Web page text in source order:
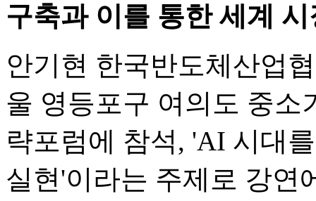
구축과 이를 통한 세계
안기현 한국반도체산업
울 영등포구 여의도 중소
략포럼에 참석, 'AI 시대
실현'이라는 주제로 강연